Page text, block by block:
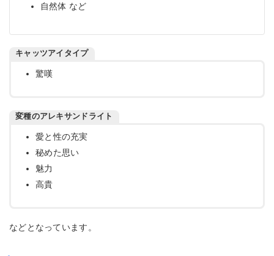
自然体 など
キャッツアイタイプ
驚嘆
変種のアレキサンドライト
愛と性の充実
秘めた思い
魅力
高貴
などとなっています。